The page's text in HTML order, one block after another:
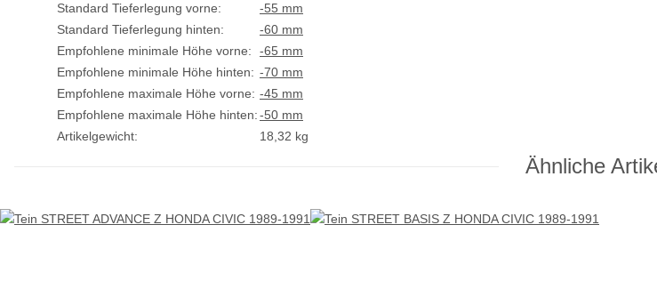
Standard Tieferlegung vorne:
-55 mm
Standard Tieferlegung hinten:
-60 mm
Empfohlene minimale Höhe vorne:
-65 mm
Empfohlene minimale Höhe hinten: -70 mm
Empfohlene maximale Höhe vorne: -45 mm
Empfohlene maximale Höhe hinten:-50 mm
Artikelgewicht:
18,32 kg
Ähnliche